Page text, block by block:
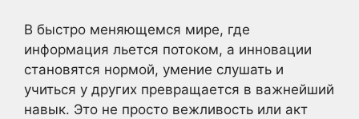
В быстро меняющемся мире, где
информация льется потоком, а инновации
становятся нормой, умение слушать и
учиться у других превращается в важнейший
навык. Это не просто вежливость или акт